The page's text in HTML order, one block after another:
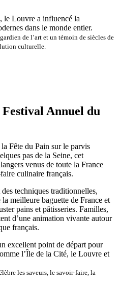
le Louvre a influencé la
dans le monde entier.
de l’art et un témoin de siècles de
culturelle.
Annuel du
Fête du Pain sur le parvis
pas de la Seine, cet
venus de toute la France
culinaire français.
techniques traditionnelles,
meilleure baguette de France et
pains et pâtisseries. Familles,
d’une animation vivante autour
français.
excellent point de départ pour
l’Île de la Cité, le Louvre et
les saveurs, le savoir-faire, la